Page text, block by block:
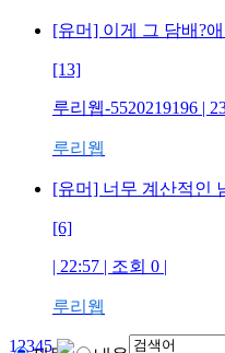
[유머] 이게 그 담배?
[13]
루리웹-5520219196 |
루리웹
[유머] 너무 계산적인
[6]
| 22:57 | 조회 0 |
루리웹
12345